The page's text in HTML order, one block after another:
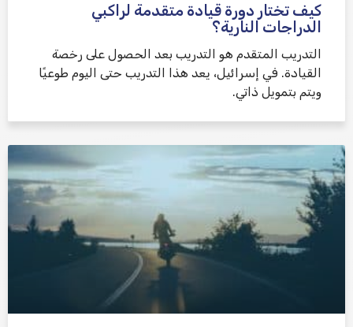
كيف تختار دورة قيادة متقدمة لراكبي
الدراجات النارية؟
التدريب المتقدم هو التدريب بعد الحصول على رخصة
القيادة. في إسرائيل، يعد هذا التدريب حتى اليوم طوعيًا
ويتم بتمويل ذاتي.